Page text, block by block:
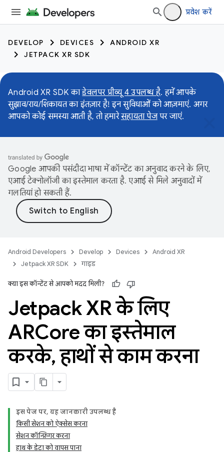
प्रवेश करें
DEVELOP DEVICES
ANDROID XR
JETPACK XR SDK
Android XR SDK काडेवलपर प्रीव्यू 4 उपलब्ध है. हमें आपके
सुझाव/राय/शिकायत का इंतज़ार है! इन सुविधाओं को आज़माएं. अगर
आपको कोई समस्या आती है, तो हमारेसहायता पेजपर जाएं.
Google आपकी पसंदीदा भाषा में कॉन्टेंट का अनुवाद करने के लिए,
एआई टेक्नोलॉजी का इस्तेमाल करता है. एआई से मिले अनुवादों में
गलतियां हो सकती हैं.
Android Developers Develop Devices
Android XR
Jetpack XR SDK
गाइड
क्या इस कॉन्टेंट से आपको मदद मिली?
Jetpack XR के लिए
ARCore का इस्तेमाल
करके,हाथों से काम करना
इस पेज पर, यह जानकारी उपलब्ध है
किसी सेशन को ऐक्सेस करना
सेशन कॉन्फ़िगर करना
हाथ के डेटा को वापस पाना